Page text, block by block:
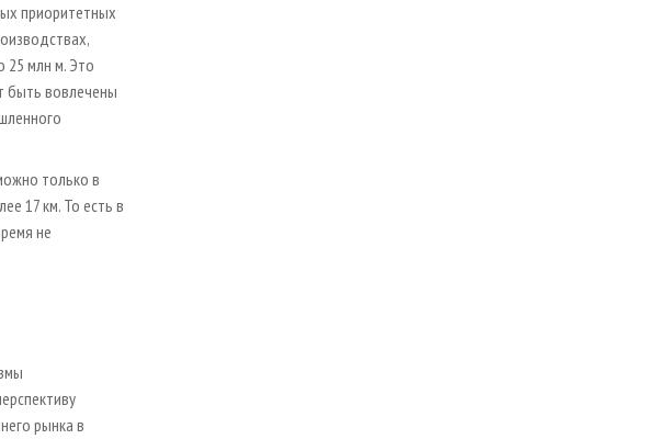
приоритетных
25 млн м. Это
быть вовлечены
только в
17 км. То есть в
не
рынка в